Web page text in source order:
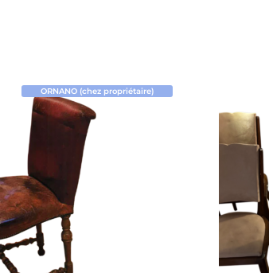
ORNANO (chez propriétaire)